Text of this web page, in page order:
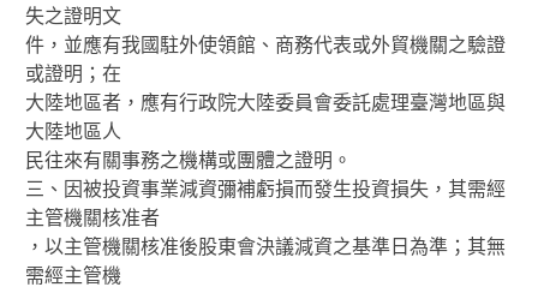
失之證明文
件，並應有我國駐外使領館、商務代表或外貿機關之驗證
或證明；在
大陸地區者，應有行政院大陸委員會委託處理臺灣地區與
大陸地區人
民往來有關事務之機構或團體之證明。
三、因被投資事業減資彌補虧損而發生投資損失，其需經
主管機關核准者
，以主管機關核准後股東會決議減資之基準日為準；其無
需經主管機